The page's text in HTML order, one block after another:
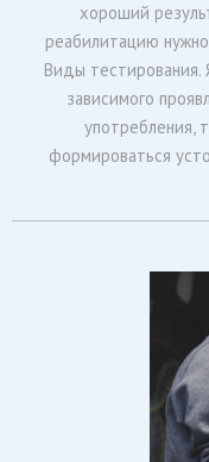
хороший
реабилитацию
Виды тестирования.
зависимого
употребления,
формироваться